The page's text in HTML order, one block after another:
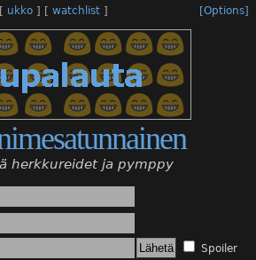
[ ukko ] [Options]
[ watchlist ]
herkkureidet ja pymppy
Spoiler